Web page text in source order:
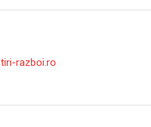
razboi.ro